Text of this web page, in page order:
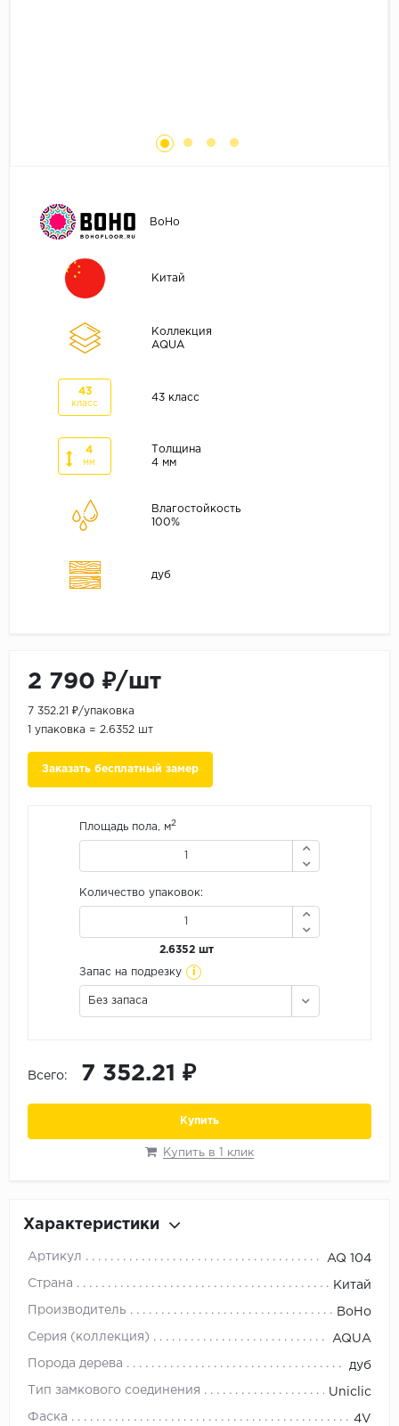
Ясень
BoHo
Китай
Коллекция
AQUA
43
класс
43 класс
4
мм
Толщина
4 мм
Влагостойкость
100%
дуб
2 790 ₽/шт
7 352.21 ₽/упаковка
1 упаковка = 2.6352 шт
Заказать бесплатный замер
Площадь пола, м2
Количество упаковок:
2.6352 шт
Запас на подрезку i
Без запаса
Всего: 7 352.21 ₽
Купить
Купить в 1 клик
Характеристики
Артикул AQ 104
Страна Китай
Производитель BoHo
Серия (коллекция) AQUA
Порода дерева дуб
Тип замкового соединения Uniclic
Фаска 4V